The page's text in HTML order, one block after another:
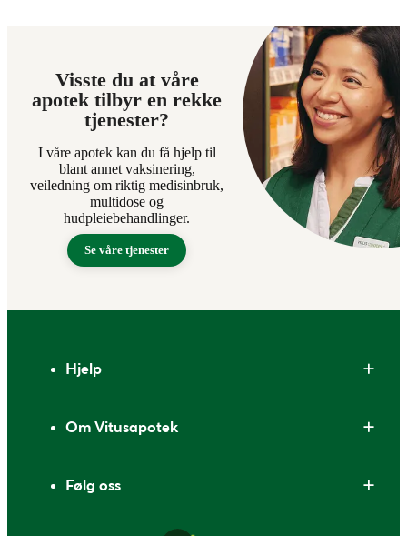
Visste du at våre
apotek tilbyr en rekke
tjenester?
I våre apotek kan du få hjelp til
blant annet vaksinering,
veiledning om riktig medisinbruk,
multidose og
hudpleiebehandlinger.
Se våre tjenester
Hjelp
Om Vitusapotek
Følg oss